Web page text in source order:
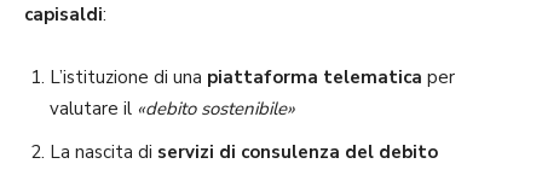
capisaldi:
L’istituzione di una piattaforma telematica per
valutare il «debito sostenibile»
La nascita di servizi di consulenza del debito